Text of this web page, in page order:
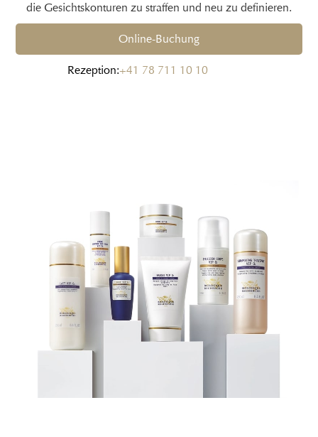
die Gesichtskonturen zu straffen und neu zu definieren.
Online-Buchung
Rezeption:+41 78 711 10 10